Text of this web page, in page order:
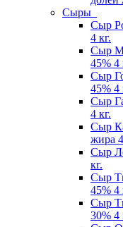
Сыры
Сыр
4 кг.
Сыр
45% 4
Сыр
45% 4
Сыр
4 кг.
Сыр
жира
Сыр
кг.
Сыр
45% 4
Сыр
30% 4